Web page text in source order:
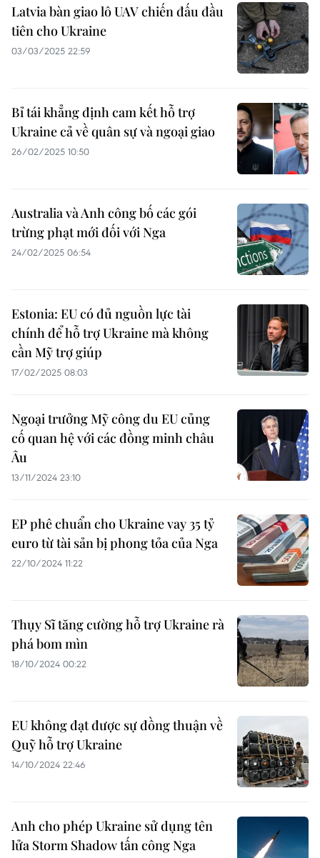
Latvia bàn giao lô UAV chiến đấu đầu
tiên cho Ukraine
03/03/2025 22:59
Bỉ tái khẳng định cam kết hỗ trợ
Ukraine cả về quân sự và ngoại giao
26/02/2025 10:50
Australia và Anh công bố các gói
trừng phạt mới đối với Nga
24/02/2025 06:54
Estonia: EU có đủ nguồn lực tài
chính để hỗ trợ Ukraine mà không
cần Mỹ trợ giúp
17/02/2025 08:03
Ngoại trưởng Mỹ công du EU củng
cố quan hệ với các đồng minh châu
Âu
13/11/2024 23:10
EP phê chuẩn cho Ukraine vay 35 tỷ
euro từ tài sản bị phong tỏa của Nga
22/10/2024 11:22
Thụy Sĩ tăng cường hỗ trợ Ukraine rà
phá bom mìn
18/10/2024 00:22
EU không đạt được sự đồng thuận về
Quỹ hỗ trợ Ukraine
14/10/2024 22:46
Anh cho phép Ukraine sử dụng tên
lửa Storm Shadow tấn công Nga